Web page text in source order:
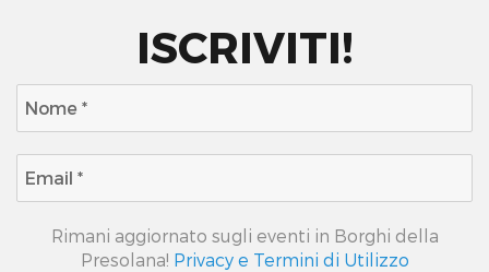
ISCRIVITI!
Rimani aggiornato sugli eventi in Borghi della
Presolana! Privacy e Termini di Utilizzo